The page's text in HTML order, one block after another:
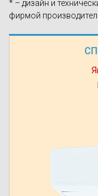
* – дизайн и
фирмой